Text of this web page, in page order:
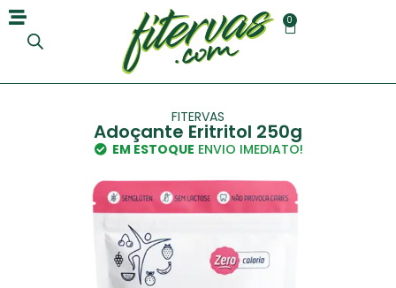
0
FITERVAS
Adoçante Eritritol 250g
EM ESTOQUE ENVIO IMEDIATO!